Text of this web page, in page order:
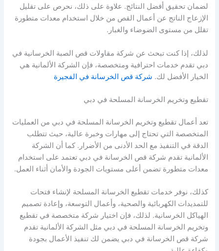
لضمان تحقيق أفضل النتائج. علاوة على ذلك، نحرص على تقليل
الإزعاج الناتج عن أعمال القص من خلال استخدام معدات متطورة
تقلل من مستوى الضوضاء والغبار.
لذلك، إذا كنت تبحث عن شركة مقاولات قص الصبة الخرسانية في
دبي تقدم خدمات احترافية ومتخصصة، فإن الشركة الألمانية هي
الخيار الأفضل لك. شركة قص الخرسانة في الفجيرة
تقطيع وتخريم الخرسانة المسلحة في دبي
تعد أعمال تقطيع وتخريم الخرسانة المسلحة في دبي من العمليات
المتخصصة التي تحتاج إلى مهارات وخبرة عالية، حيث تتطلب
الدقة في التنفيذ مع الحد الأدنى من الأضرار. كما أن الشركة
الألمانية تقدم شركة قص الخرسانة في دبي تعتمد على استخدام
معدات متطورة تضمن أعلى مستويات الجودة والأمان أثناء العمل.
كذلك، نوفر خدمات تقطيع الخرسانة المسلحة لإنشاء فتحات
للتمديدات الكهربائية والصحية، وأعمال التوسعة، وإعادة تصميم
الهياكل الخرسانية. لذلك، فإن اختيار شركة متخصصة في تقطيع
وتخريم الخرسانة المسلحة في دبي مثل الشركة الألمانية تقدم
شركة قص الخرسانة في دبي يضمن لك تنفيذ الأعمال بجودة